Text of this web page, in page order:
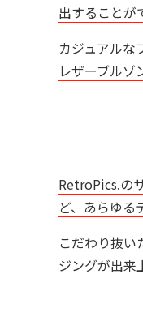
出することが
カジュアルな
レザーブルゾ
RetroPics.の
ど、あらゆる
こだわり抜
ジングが出来